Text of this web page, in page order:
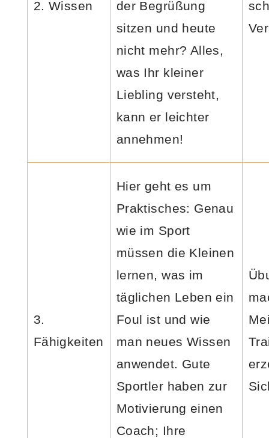
2. Wissen
der Begrüßung
sitzen und heute
nicht mehr? Alles,
was Ihr kleiner
Liebling versteht,
kann er leichter
annehmen!
3.
Fähigkeiten
Hier geht es um
Praktisches: Genau
wie im Sport
müssen die Kleinen
lernen, was im
täglichen Leben ein
Foul ist und wie
man neues Wissen
anwendet. Gute
Sportler haben zur
Motivierung einen
Coach; Ihre